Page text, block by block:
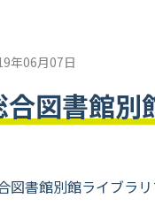
年06月07日
合図書館別
図書館別館ライブラ